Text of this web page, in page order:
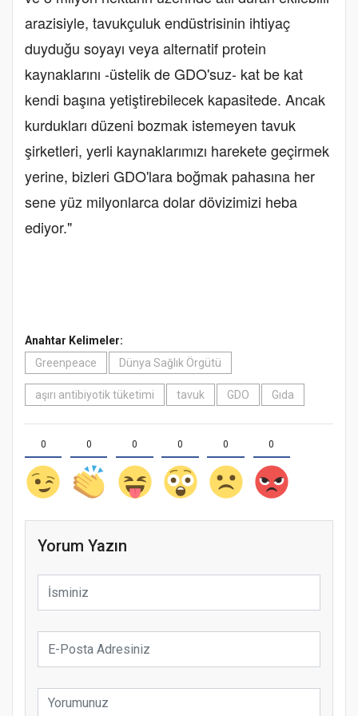
arazisiyle, tavukçuluk endüstrisinin ihtiyaç
duyduğu soyayı veya alternatif protein
kaynaklarını -üstelik de GDO'suz- kat be kat
kendi başına yetiştirebilecek kapasitede. Ancak
kurdukları düzeni bozmak istemeyen tavuk
şirketleri, yerli kaynaklarımızı harekete geçirmek
yerine, bizleri GDO'lara boğmak pahasına her
sene yüz milyonlarca dolar dövizimizi heba
ediyor."
Anahtar Kelimeler:
Greenpeace
Dünya Sağlık Örgütü
aşırı antibiyotik tüketimi tavuk GDO Gıda
0 0 0 0 0 0
Yorum Yazın